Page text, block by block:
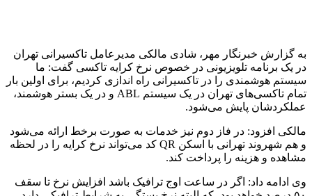
به گزارش خبرنگار مهر، شادی مالکی مدیرعامل تاکسیرانی تهران
در یک برنامه تلویزیونی در خصوص نرخ کرایه تاکسی گفت: ما
سیستم هوشمندی را در تاکسیرانی راه اندازی کردیم، برای اولین بار
تمام تاکسی‌های تهران در یک سیستم ABL و در یک بستر هوشمند،
عملکردشان پایش می‌شود.
مالکی افزود: در فاز دوم نیز خدمات به صورت برخط ارائه می‌شود
و هم شهروند تهرانی با اسکن QR کد می‌تواند نرخ کرایه را در لحظه
مشاهده و هزینه را پرداخت کند.
وی ادامه داد: اگر در ساعت اوج ترافیک باشد افزایش نرخ تا سقف